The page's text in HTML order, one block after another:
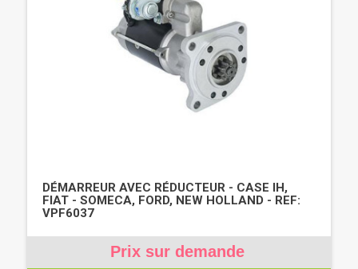
DÉMARREUR AVEC RÉDUCTEUR - CASE IH,
FIAT - SOMECA, FORD, NEW HOLLAND - REF:
VPF6037
Prix sur demande